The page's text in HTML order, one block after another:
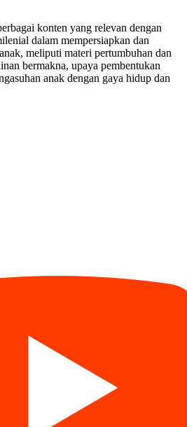
konten yang relevan dengan
dalam mempersiapkan dan
meliputi materi pertumbuhan dan
bermakna, upaya pembentukan
anak dengan gaya hidup dan